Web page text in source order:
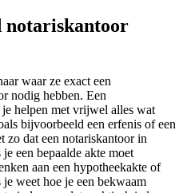
notariskantoor
waar ze exact een
nodig hebben. Een
helpen met vrijwel alles wat
bijvoorbeeld een erfenis of een
zo dat een notariskantoor in
een bepaalde akte moet
aan een hypotheekakte of
weet hoe je een bekwaam